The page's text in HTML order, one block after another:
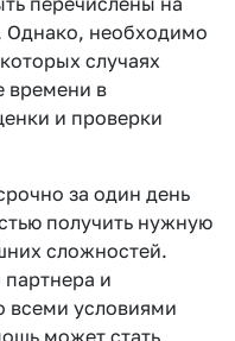
Однако, необходимо
случаях
времени в
и проверки
за один день
получить нужную
сложностей.
и
всеми условиями
может стать